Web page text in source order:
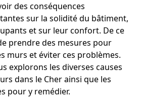
des conséquences
sur la solidité du bâtiment,
et sur leur confort. De ce
prendre des mesures pour
murs et éviter ces problèmes.
explorons les diverses causes
dans le Cher ainsi que les
pour y remédier.